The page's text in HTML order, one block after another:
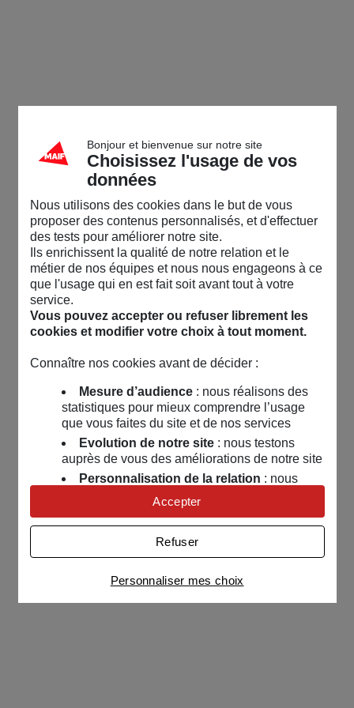
Bonjour et bienvenue sur notre site
Choisissez l'usage de vos
données
Nous utilisons des cookies dans le but de vous
proposer des contenus personnalisés, et d'effectuer
des tests pour améliorer notre site.
Ils enrichissent la qualité de notre relation et le
métier de nos équipes et nous nous engageons à ce
que l'usage qui en est fait soit avant tout à votre
service.
Vous pouvez accepter ou refuser librement les
cookies et modifier votre choix à tout moment.
Connaître nos cookies avant de décider :
Mesure d’audience: nous réalisons des
statistiques pour mieux comprendre l’usage
que vous faites du site et de nos services
Evolution de notre site: nous testons
auprès de vous des améliorations de notre site
Personnalisation de la relation : nous
nous servons de cookies pour adapter nos
contenus et personnaliser nos offres
Univers publicitaire: nous utilisons avec
nos partenaires des cookies pour afficher des
publicités personnalisées
Connaître notre politique cookies et la liste de nos
partenaires
Personnaliser mes choix
Refuser
Accepter